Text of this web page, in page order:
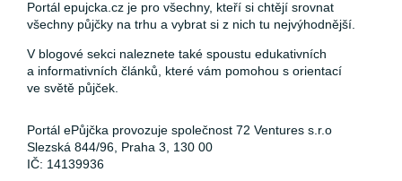
Portál epujcka.cz je pro všechny, kteří si chtějí srovnat
všechny půjčky na trhu a vybrat si z nich tu nejvýhodnější.
V blogové sekci naleznete také spoustu edukativních
a informativních článků, které vám pomohou s orientací
ve světě půjček.
Portál ePůjčka provozuje společnost 72 Ventures s.r.o
Slezská 844/96, Praha 3, 130 00
IČ: 14139936